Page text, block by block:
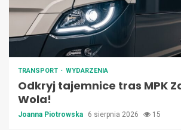
TRANSPORT WYDARZENIA
Odkryj tajemnice tras MPK
Wola!
Joanna Piotrowska 6 sierpnia 2026 15